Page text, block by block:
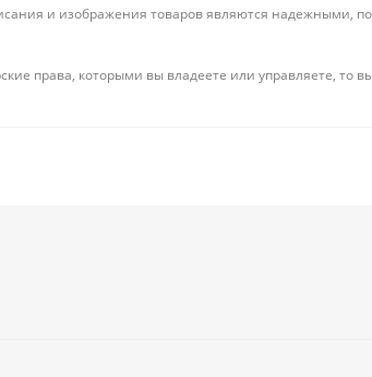
и изображения товаров являются
права, которыми вы владеете или управляете, то